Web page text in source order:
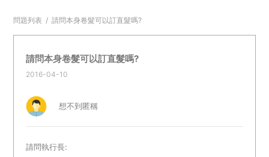
問題列表 / 請問本身卷髮可以訂直髮嗎?
請問本身卷髮可以訂直髮嗎?
2016-04-10
想不到匿稱
請問執行長: